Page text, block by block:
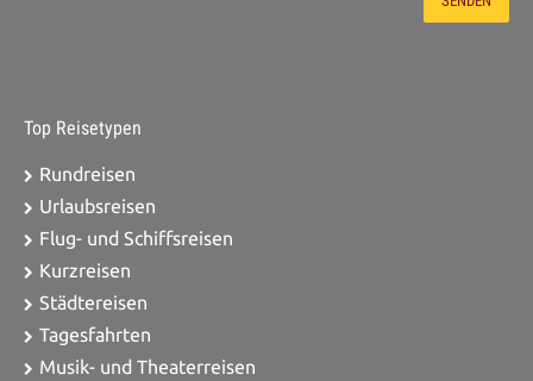
Top Reisetypen
Rundreisen
Urlaubsreisen
Flug- und Schiffsreisen
Kurzreisen
Städtereisen
Tagesfahrten
Musik- und Theaterreisen